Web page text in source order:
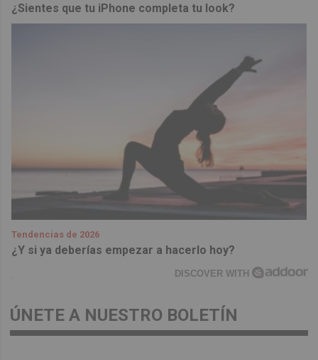
¿Sientes que tu iPhone completa tu look?
Tendencias de 2026
¿Y si ya deberías empezar a hacerlo hoy?
DISCOVER WITH
ÚNETE A NUESTRO BOLETÍN